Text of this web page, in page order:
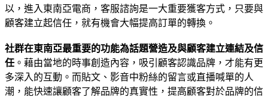
以，進入東南亞電商，客服諮詢是一大重要獲客方式，只要與
顧客建立起信任，就有機會大幅提高訂單的轉換。
社群在東南亞最重要的功能為話題營造及與顧客建立連結及信
任 。藉由當地的時事創造內容，吸引顧客認識品牌，才能有更
多深入的互動。而貼文、影音中粉絲的留言或直播喊單的人
潮，能快速讓顧客了解品牌的真實性，提高顧客對於品牌的信